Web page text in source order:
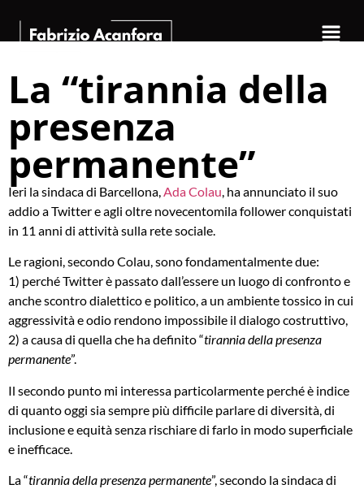
La “tirannia della
presenza
permanente”
Ieri la sindaca di Barcellona,Ada Colau, ha annunciato il suo
addio a Twitter e agli oltre novecentomila follower conquistati
in 11 anni di attività sulla rete sociale.
Le ragioni, secondo Colau, sono fondamentalmente due:
1) perché Twitter è passato dall’essere un luogo di confronto e
anche scontro dialettico e politico, a un ambiente tossico in cui
aggressività e odio rendono impossibile il dialogo costruttivo,
2) a causa di quella che ha definito “tirannia della presenza
permanente”.
Il secondo punto mi interessa particolarmente perché è indice
di quanto oggi sia sempre più difficile parlare di diversità, di
inclusione e equità senza rischiare di farlo in modo superficiale
e inefficace.
La “tirannia della presenza permanente”, secondo la sindaca di